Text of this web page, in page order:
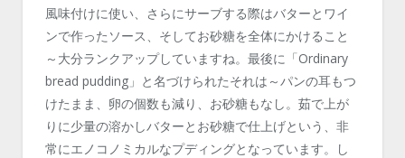
風味付けに使い、さらにサーブする際はバターとワイ
ンで作ったソース、そしてお砂糖を全体にかけること
～大分ランクアップしていますね。最後に「Ordinary
bread pudding」と名づけられたそれは～パンの耳もつ
けたまま、卵の個数も減り、お砂糖もなし。茹で上が
りに少量の溶かしバターとお砂糖で仕上げという、非
常にエノコノミカルなプディングとなっています。し